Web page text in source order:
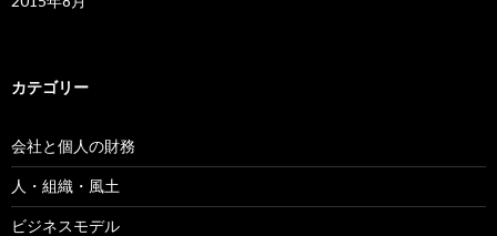
カテゴリー
会社と個人の財務
人・組織・風土
ビジネスモデル